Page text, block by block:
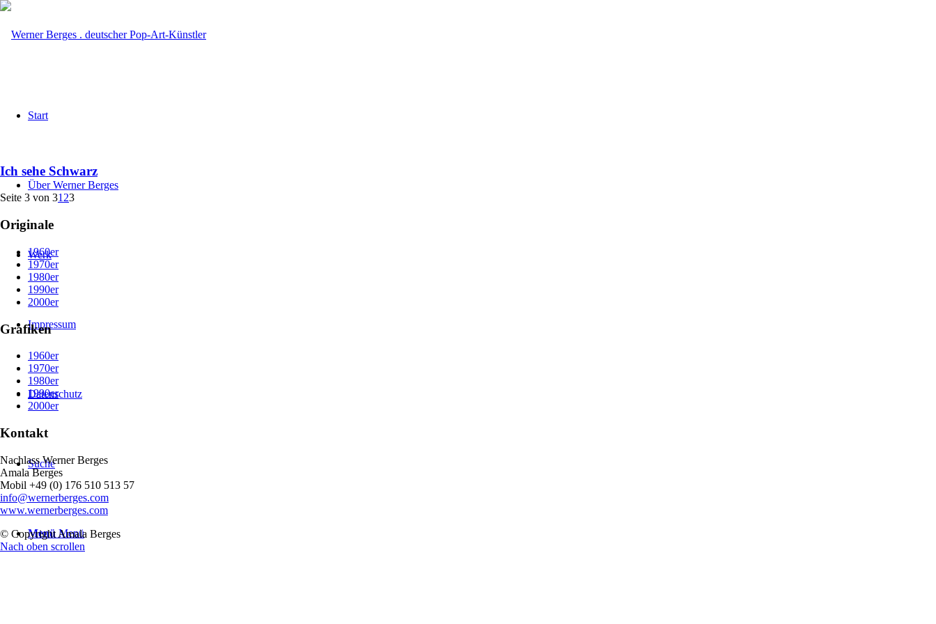
Start
Über Werner Berges
Werk
Impressum
Datenschutz
Suche
Menü Menü
Ich sehe Schwarz
Seite 3 von 3123
Originale
1960er
1970er
1980er
1990er
2000er
Grafiken
1960er
1970er
1980er
1990er
2000er
Kontakt
Nachlass Werner Berges
Amala Berges
Mobil +49 (0‭) 176 510 513 57‬
info@wernerberges.com
www.wernerberges.com
© Copyright Amala Berges
Nach oben scrollen